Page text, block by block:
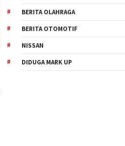
BERITA OLAHRAGA
BERITA OTOMOTIF
NISSAN
DIDUGA MARK UP